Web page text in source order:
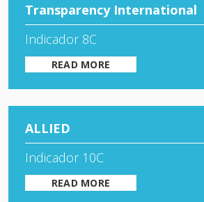
Transparency International
Indicador 8C
READ MORE
ALLIED
Indicador 10C
READ MORE